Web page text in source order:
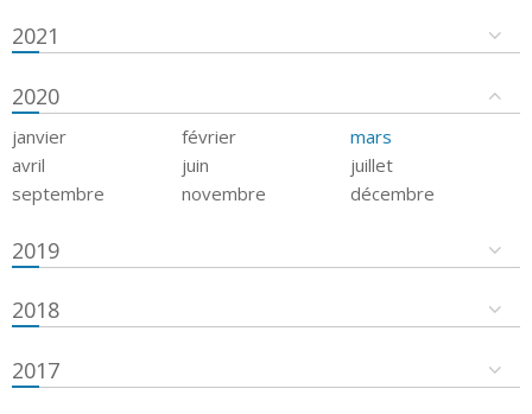
2021
2020
janvier février
mars
avril
juin
juillet
septembre
novembre décembre
2019
2018
2017